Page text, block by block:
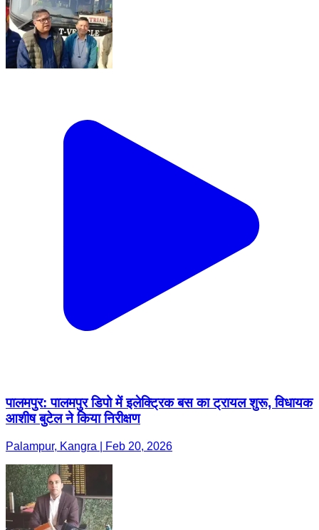
पालमपुर: पालमपुर डिपो में इलेक्ट्रिक बस का ट्रायल शुरू, विधायक
आशीष बुटेल ने किया निरीक्षण
Palampur, Kangra | Feb 20, 2026